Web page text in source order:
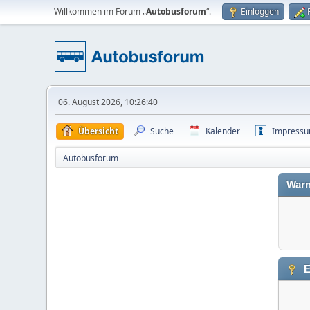
Willkommen im Forum „Autobusforum“. Einloggen
06. August 2026, 10:26:40
Übersicht Suche Kalender
Autobusforum